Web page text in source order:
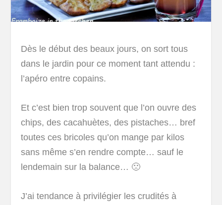
Dès le début des beaux jours, on sort tous
dans le jardin pour ce moment tant attendu :
l’apéro entre copains.
Et c’est bien trop souvent que l’on ouvre des
chips, des cacahuètes, des pistaches… bref
toutes ces bricoles qu’on mange par kilos
sans même s’en rendre compte… sauf le
lendemain sur la balance… 🙁
J’ai tendance à privilégier les crudités à